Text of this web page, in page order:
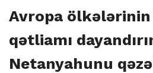
Avropa ölkələrinin
qətliamı
Netanyahunu